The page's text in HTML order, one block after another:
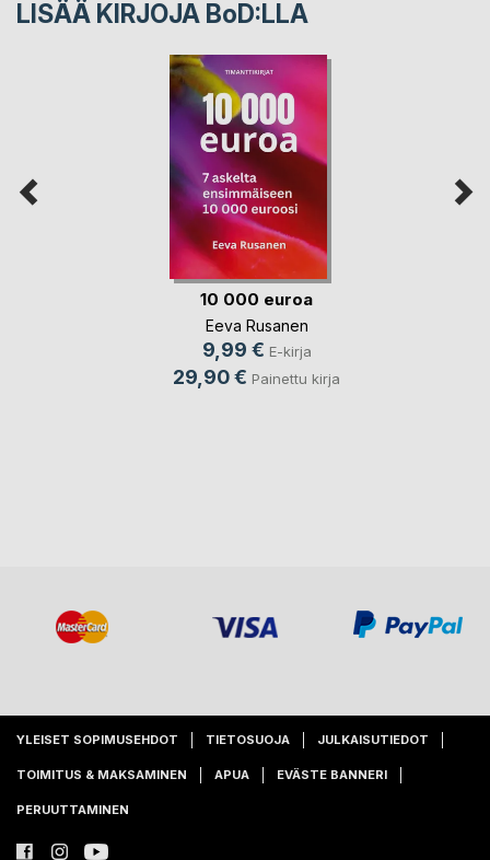
LISÄÄ KIRJOJA BoD:LLA
10 000 euroa
Eeva Rusanen
9,99 € E-kirja
29,90 € Painettu kirja
YLEISET SOPIMUSEHDOT TIETOSUOJA JULKAISUTIEDOT
TOIMITUS & MAKSAMINEN APUA EVÄSTE BANNERI
PERUUTTAMINEN